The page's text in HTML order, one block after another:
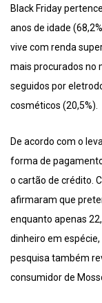
Black Friday
anos de idade
vive com renda
mais procurados no
seguidos por
cosméticos (20,5%).
De acordo com o
forma de
o cartão de crédito.
afirmaram que
enquanto apenas
dinheiro em
pesquisa também
consumidor de